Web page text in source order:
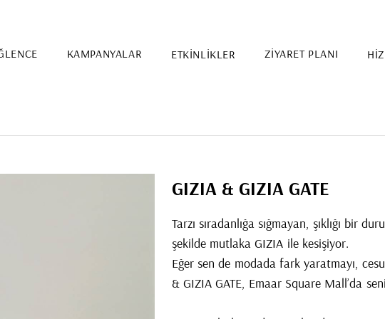
KAMPANYALAR ETKİNLİKLER ZİYARET PLANI
GIZIA & GIZIA GATE
Tarzı sıradanlığa sığmayan, şıklığı bir
şekilde mutlaka GIZIA ile kesişiyor.
Eğer sen de modada fark yaratmayı,
& GIZIA GATE, Emaar Square Mall’da